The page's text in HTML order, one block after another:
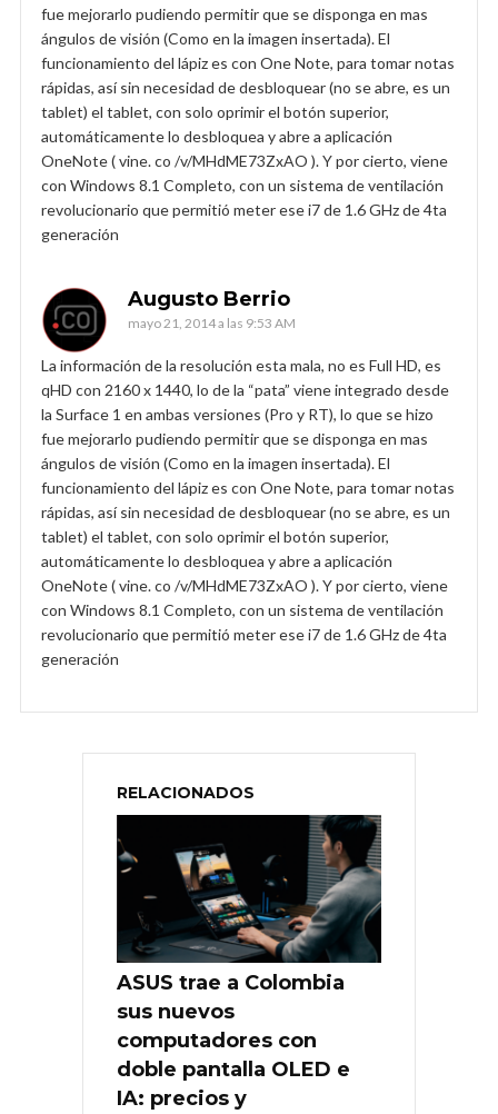
fue mejorarlo pudiendo permitir que se disponga en mas
ángulos de visión (Como en la imagen insertada). El
funcionamiento del lápiz es con One Note, para tomar notas
rápidas, así sin necesidad de desbloquear (no se abre, es un
tablet) el tablet, con solo oprimir el botón superior,
automáticamente lo desbloquea y abre a aplicación
OneNote ( vine. co /v/MHdME73ZxAO ). Y por cierto, viene
con Windows 8.1 Completo, con un sistema de ventilación
revolucionario que permitió meter ese i7 de 1.6 GHz de 4ta
generación
Augusto Berrio
mayo 21, 2014 a las 9:53 AM
La información de la resolución esta mala, no es Full HD, es
qHD con 2160 x 1440, lo de la “pata” viene integrado desde
la Surface 1 en ambas versiones (Pro y RT), lo que se hizo
fue mejorarlo pudiendo permitir que se disponga en mas
ángulos de visión (Como en la imagen insertada). El
funcionamiento del lápiz es con One Note, para tomar notas
rápidas, así sin necesidad de desbloquear (no se abre, es un
tablet) el tablet, con solo oprimir el botón superior,
automáticamente lo desbloquea y abre a aplicación
OneNote ( vine. co /v/MHdME73ZxAO ). Y por cierto, viene
con Windows 8.1 Completo, con un sistema de ventilación
revolucionario que permitió meter ese i7 de 1.6 GHz de 4ta
generación
RELACIONADOS
ASUS trae a Colombia
sus nuevos
computadores con
doble pantalla OLED e
IA: precios y